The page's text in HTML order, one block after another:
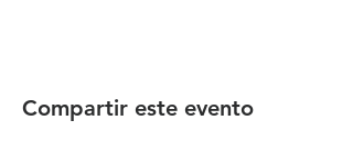
Compartir este evento